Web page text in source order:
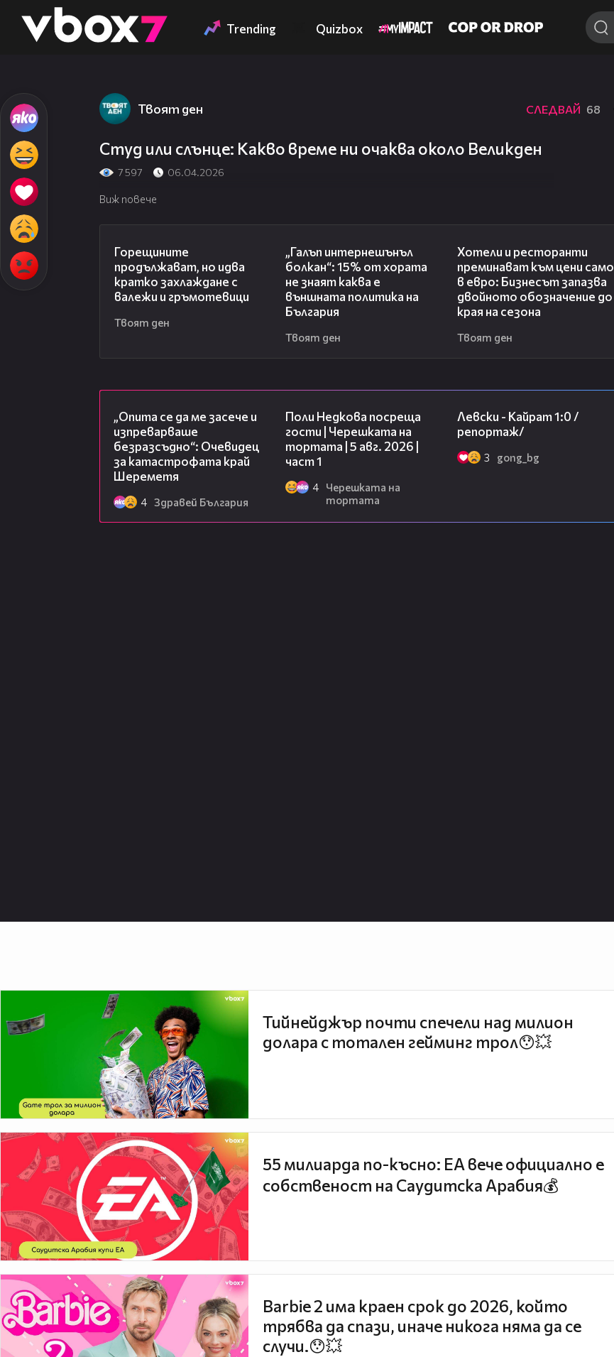
👾 Trending Quizbox
Твоят ден СЛЕДВАЙ 68
Студ или слънце: Какво време ни очаква около Великден
7 597 06.04.2026
Виж повече
Горещините
продължават, но идва
кратко захлаждане с
валежи и гръмотевици
Твоят ден
„Галъп интернешънъл
болкан“: 15% от хората
не знаят каква е
външната политика на
България
Твоят ден
Хотели и ресторанти
преминават към цени само
в евро: Бизнесът запазва
двойното обозначение до
края на сезона
Твоят ден
„Опита се да ме засече и
изпреварваше
безразсъдно“: Очевидец
за катастрофата край
Шереметя
4 Здравей България
Поли Недкова посреща
гости | Черешката на
тортата | 5 авг. 2026 |
част 1
4
Черешката на
тортата
Левски - Кайрат 1:0 /
репортаж/
3 gong_bg
Тийнейджър почти спечели над милион
долара с тотален гейминг трол😯💥
55 милиарда по-късно: EA вече официално е
собственост на Саудитска Арабия💰
Barbie 2 има краен срок до 2026, който
трябва да спази, иначе никога няма да се
случи.😯💥